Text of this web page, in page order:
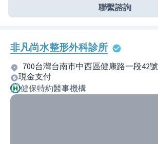
聯繫諮詢
非凡尚水整形外科診所
700台灣台南市中西區健康路一段42號
現金支付
健保特約醫事機構